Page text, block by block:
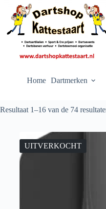
inhoud
Home Dartmerken
Resultaat 1–16 van de 74
UITVERKOCHT